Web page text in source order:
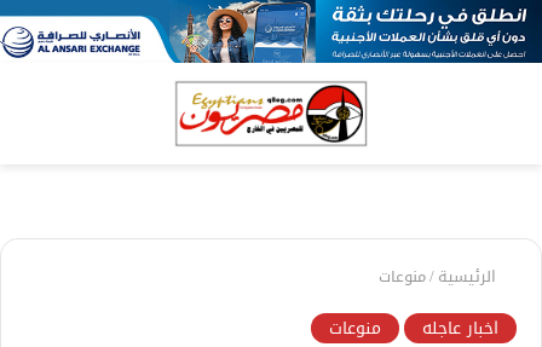
الرئيسية/منوعات
اخبار عاجله منوعات